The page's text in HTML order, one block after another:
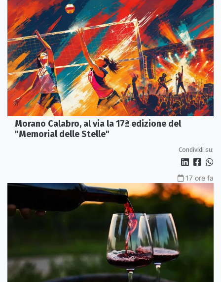
Morano Calabro, al via la 17ª edizione del
"Memorial delle Stelle"
Condividi su:
17 ore fa